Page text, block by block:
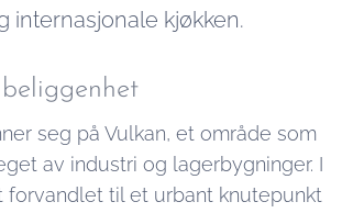
internasjonale kjøkken.
seg på Vulkan, et område som
av industri og lagerbygninger. I
forvandlet til et urbant knutepunkt